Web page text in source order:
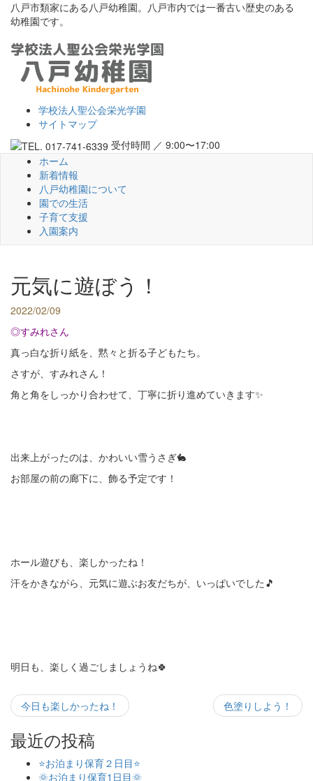
八戸市類家にある八戸幼稚園。八戸市内では一番古い歴史のある
幼稚園です。
学校法人聖公会栄光学園
サイトマップ
受付時間 ／ 9:00〜17:00
ホーム
新着情報
八戸幼稚園について
園での生活
子育て支援
入園案内
元気に遊ぼう！
2022/02/09
◎すみれさん
真っ白な折り紙を、黙々と折る子どもたち。
さすが、すみれさん！
角と角をしっかり合わせて、丁寧に折り進めていきます✨
出来上がったのは、かわいい雪うさぎ🐇
お部屋の前の廊下に、飾る予定です！
ホール遊びも、楽しかったね！
汗をかきながら、元気に遊ぶお友だちが、いっぱいでした🎵
明日も、楽しく過ごしましょうね🍀
今日も楽しかったね！ 色塗りしよう！
最近の投稿
⭐お泊まり保育２日目⭐
🌞お泊まり保育1日目🌞